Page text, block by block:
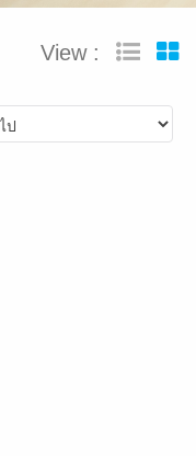
View :